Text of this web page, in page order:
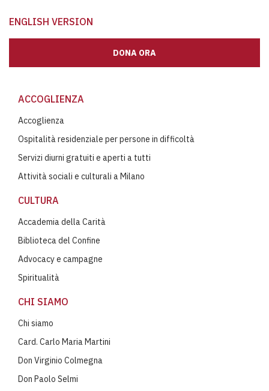
ENGLISH VERSION
DONA ORA
ACCOGLIENZA
Accoglienza
Ospitalità residenziale per persone in difficoltà
Servizi diurni gratuiti e aperti a tutti
Attività sociali e culturali a Milano
CULTURA
Accademia della Carità
Biblioteca del Confine
Advocacy e campagne
Spiritualità
CHI SIAMO
Chi siamo
Card. Carlo Maria Martini
Don Virginio Colmegna
Don Paolo Selmi